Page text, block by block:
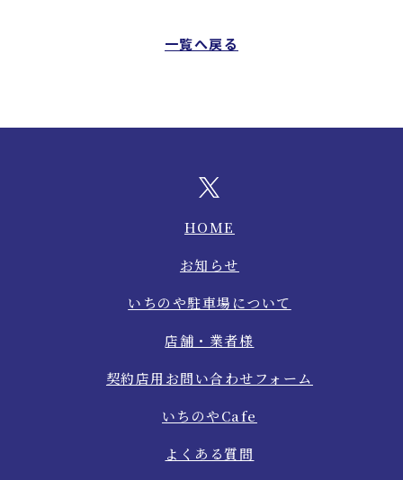
一覧へ戻る
HOME
お知らせ
いちのや駐車場について
店舗・業者様
契約店用お問い合わせフォーム
いちのやCafe
よくある質問